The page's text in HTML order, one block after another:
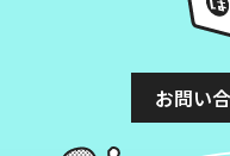
お問い